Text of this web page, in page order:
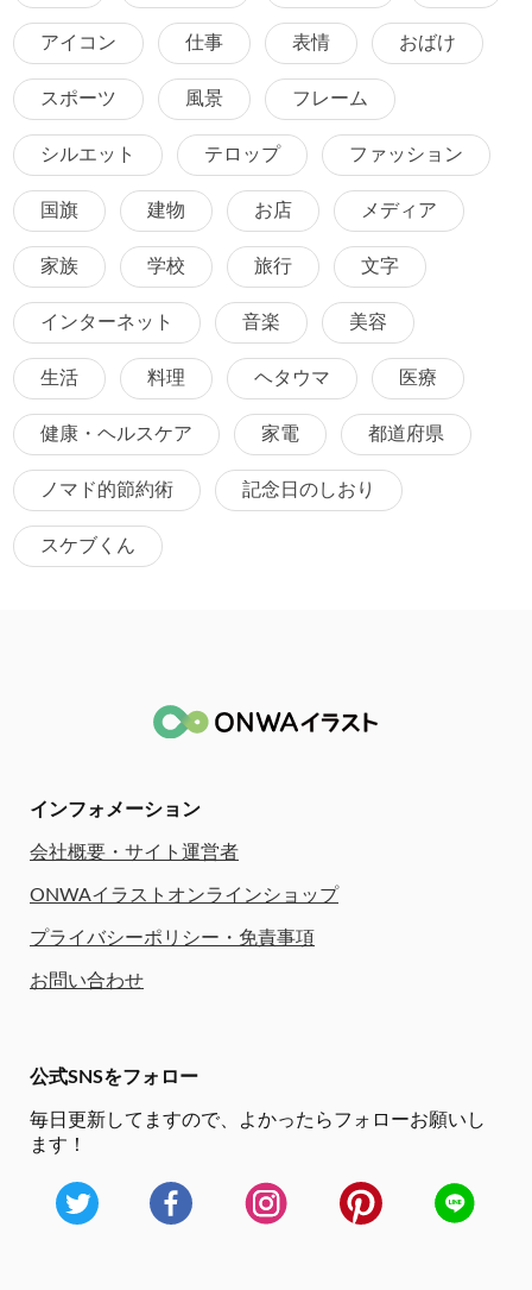
アイコン 仕事 表情 おばけ
スポーツ 風景 フレーム
シルエット テロップ ファッション
国旗 建物 お店 メディア
家族 学校 旅行 文字
インターネット 音楽 美容
生活 料理 ヘタウマ 医療
健康・ヘルスケア 家電 都道府県
ノマド的節約術 記念日のしおり
スケブくん
インフォメーション
会社概要・サイト運営者
ONWAイラストオンラインショップ
プライバシーポリシー・免責事項
お問い合わせ
公式SNSをフォロー
毎日更新してますので、
よかったらフォローお願いし
ます！